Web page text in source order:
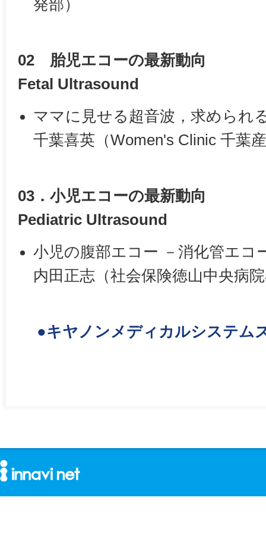
発部）
02 胎児エコーの最新動向
Fetal Ultrasound
ママに見せる超音波，求められ
千葉喜英（Women's Clinic 千葉
03．小児エコーの最新動向
Pediatric Ultrasound
小児の腹部エコー －消化管エコ
内田正志（社会保険徳山中央病
●キヤノンメディカルシステム